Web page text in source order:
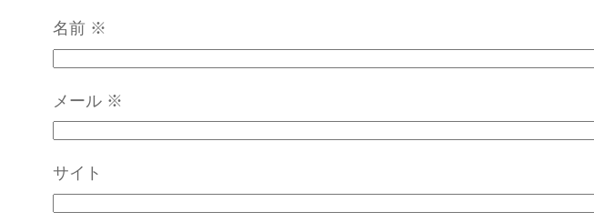
名前 ※
メール ※
サイト